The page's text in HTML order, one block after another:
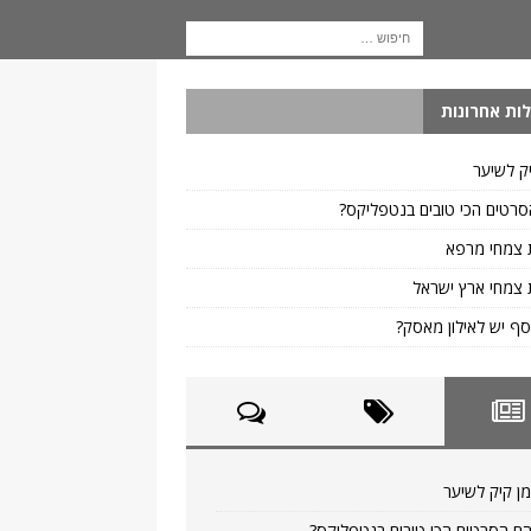
אחרונות
לשיער
הכי טובים בנטפליקס?
צמחי מרפא
צמחי ארץ ישראל
יש לאילון מאסק?
קיק לשיער